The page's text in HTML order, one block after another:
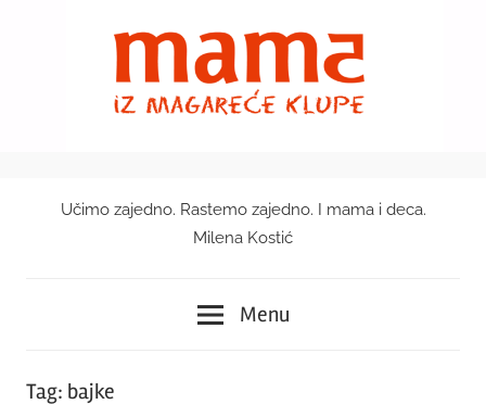
Mama
magareće
klupe
Učimo zajedno. Rastemo zajedno. I mama i deca.
Milena Kostić
Menu
Tag: bajke